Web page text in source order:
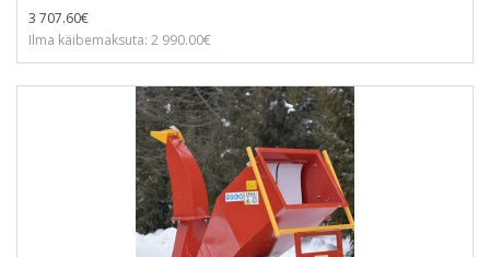
3 707.60€
Ilma käibemaksuta: 2 990.00€